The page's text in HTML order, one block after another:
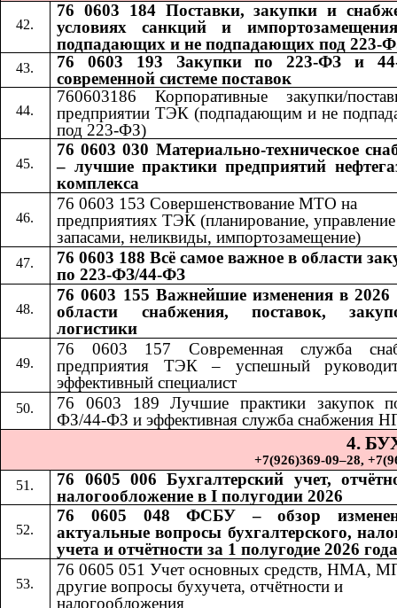
76 0603 184 Поставки, закупки и
условиях санкций и
подпадающих и не подпадающих под 223-
76 0603 193 Закупки по 223-ФЗ и
современной системе поставок
760603186 Корпоративные закупки/
предприятии ТЭК (подпадающим и не
под 223-ФЗ)
76 0603 030 Материально-техническое
– лучшие практики предприятий
комплекса
76 0603 153 Совершенствование МТО на
предприятиях ТЭК (планирование, управление
запасами, неликвиды, импортозамещение)
76 0603 188 Всё самое важное в области
по 223-ФЗ/44-ФЗ
76 0603 155 Важнейшие изменения в 2026
области снабжения, поставок,
логистики
76 0603 157 Современная служба
предприятия ТЭК – успешный
эффективный специалист
76 0603 189 ​​Лучшие практики закупок
ФЗ/44-ФЗ и эффективная служба снабжения
4.
+7(926)369-09–28,
76 0605 006 Бухгалтерский учет,
налогообложение в I полугодии 2026
76 0605 048 ФСБУ – обзор
актуальные вопросы бухгалтерского,
учета и отчётности за 1 полугодие 2026
76 0605 051 Учет основных средств, НМА,
другие вопросы бухучета, отчётности и
налогообложения